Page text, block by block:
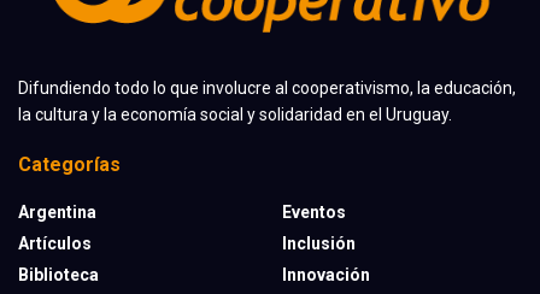
Difundiendo todo lo que involucre al cooperativismo, la educación,
la cultura y la economía social y solidaridad en el Uruguay.
Categorías
Argentina
Artículos
Biblioteca
Eventos
Inclusión
Innovación